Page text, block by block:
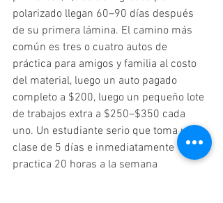
polarizado llegan 60–90 días después
de su primera lámina. El camino más
común es tres o cuatro autos de
práctica para amigos y familia al costo
del material, luego un auto pagado
completo a $200, luego un pequeño lote
de trabajos extra a $250–$350 cada
uno. Un estudiante serio que toma una
clase de 5 días e inmediatamente
practica 20 horas a la semana